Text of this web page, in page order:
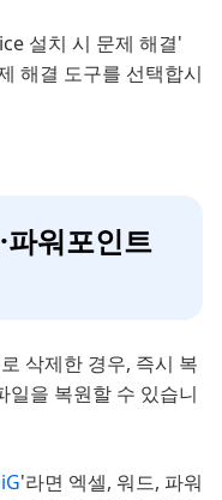
설치 시 문제 해결'
해결 도구를 선택합시
파워포인트
삭제한 경우, 즉시 복
일을 복원할 수 있습니
'라면 엑셀, 워드, 파워